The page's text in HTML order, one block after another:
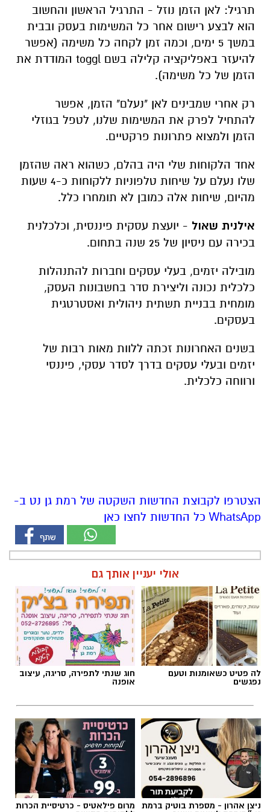
תרגיל: לאן הזמן נוזל - התרגיל הראשון והחשוב
הוא לבצע רישום אחר כל המשימות בעסק ובבית
במשך 5 ימים, וכמה זמן לקחה כל משימה (אפשר
להיעזר באפליקציה קלילה בשם toggl המודדת את
הזמן של כל משימה).
רק אחרי שמבינים לאן "נעלם" הזמן, אפשר
להתחיל לפרק את המשימות שלנו, לטפל בגוזלי
הזמן ולמצוא פתרונות פרקטיים.
אחד הלקוחות שלי היה בהלם, כשהוא ראה שהזמן
שלו נעלם על שיחות טלפוניות ללקוחות
כ-4 שעות
מהיום, שיחות אלה כמובן לא תומחרו כלל.
אילנית שאול - יועצת עסקית פיננסית, וכלכלנית
בכירה עם ניסיון של 25 שנה בתחום .
מובילה יזמים, בעלי עסקים וחברות להתנהלות
כלכלית נכונה וליצירת סדר בחשבונות העסק,
מומחית בבניית תשתית ניהולית ואסטרטגית
בעסקים.
בשנים האחרונות זכתה ללוות מאות רבות של
יזמים ובעלי עסקים בדרך לסדר עסקי, פיננסי
ורווחה כלכלית.
הצטרפו לקבוצת החדשות השקטה של רמת גן נט ב-
WhatsApp כל החדשות לחצו כאן
אולי יעניין אותך גם
לה פטיט כשאומנות וטעם
נפגשים
חוג שנתי לתפירה, סריגה, עיצוב
אופנה
ניצן אהרון - מספרת בוטיק ברמת מרום פילאטיס - כרטיסיית הכרות